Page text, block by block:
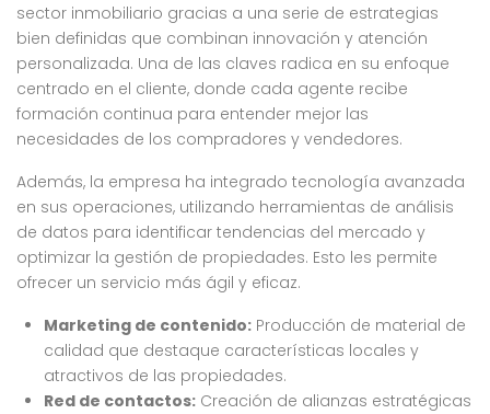
sector inmobiliario gracias a una serie de estrategias
bien definidas que combinan innovación y atención
personalizada. Una de las claves radica en su enfoque
centrado en el cliente, donde cada agente recibe
formación continua para entender mejor las
necesidades de los compradores y vendedores.
Además, la empresa ha integrado tecnología avanzada
en sus operaciones, utilizando herramientas de análisis
de datos para identificar tendencias del mercado y
optimizar la gestión de propiedades. Esto les permite
ofrecer un servicio más ágil y eficaz.
Marketing de contenido: Producción de material de
calidad que destaque características locales y
atractivos de las propiedades.
Red de contactos: Creación de alianzas estratégicas